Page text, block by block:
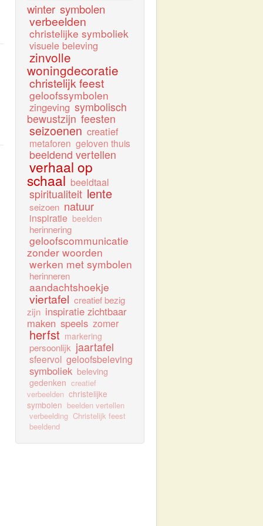
winter symbolen
verbeelden
christelijke symboliek
visuele beleving
zinvolle
woningdecoratie
christelijk feest
geloofssymbolen
zingeving symbolisch
bewustzijn feesten
seizoenen creatief
metaforen geloven thuis
beeldend vertellen
verhaal op
schaal beeldtaal
spiritualiteit lente
seizoen natuur
inspiratie beelden
herinnering
geloofscommunicatie
zonder woorden
werken met symbolen
herinneren
aandachtshoekje
viertafel creatief bezig
zijn inspiratie zichtbaar
maken speels zomer
herfst markering
persoonlijk jaartafel
sfeervol geloofsbeleving
symboliek beleving
gedenken creatief
verbeelden christelijke
symbolen beelden vertellen
verbeelding Christelijk feest
beeldend